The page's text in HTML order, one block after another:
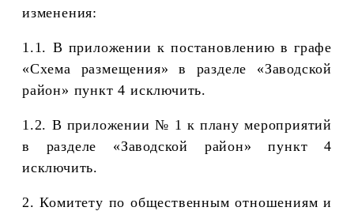
изменения:
1.1. В приложении к постановлению в графе
«Схема размещения» в разделе «Заводской
район» пункт 4 исключить.
1.2. В приложении № 1 к плану мероприятий
в разделе «Заводской район» пункт 4
исключить.
2. Комитету по общественным отношениям и